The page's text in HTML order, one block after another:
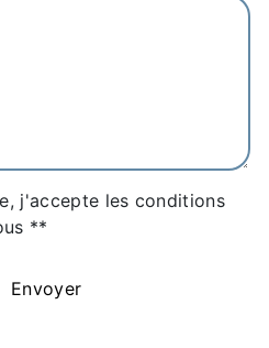
j'accepte les conditions
**
Envoyer